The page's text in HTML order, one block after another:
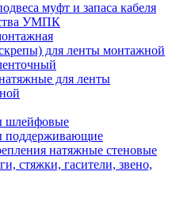
муфт и запаса кабеля
УМПК
для ленты монтажной
для ленты
шлейфовые
поддерживающие
натяжные стеновые
стяжки, гасители, звено,